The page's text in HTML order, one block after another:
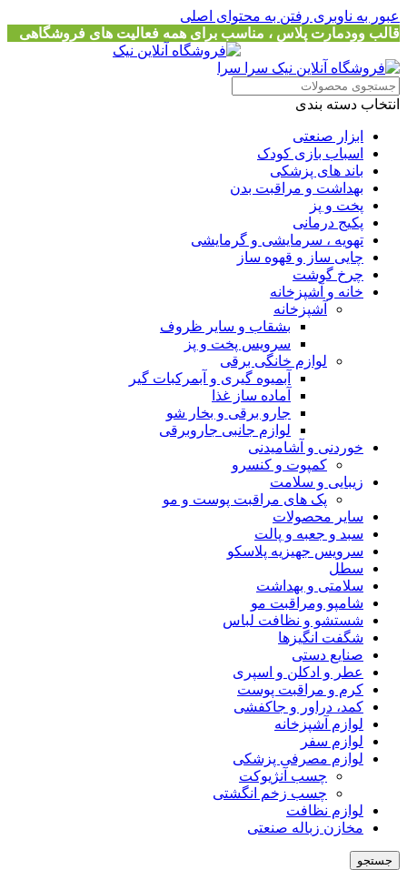
عبور به ناوبری رفتن به محتوای اصلی
قالب وودمارت پلاس ، مناسب برای همه فعالیت های فروشگاهی
انتخاب دسته بندی
ابزار صنعتی
اسباب بازی کودک
باند های پزشکی
بهداشت و مراقبت بدن
پخت و پز
پکیج درمانی
تهویه ، سرمایشی و گرمایشی
چایی ساز و قهوه ساز
چرخ گوشت
خانه و آشپزخانه
آشپزخانه
بشقاب و سایر ظروف
سرویس پخت و پز
لوازم خانگی برقی
آبمیوه گیری و آبمرکبات گیر
آماده ساز غذا
جارو برقی و بخار شو
لوازم جانبی جاروبرقی
خوردنی و آشامیدنی
کمپوت و کنسرو
زیبایی و سلامت
پک های مراقبت پوست و مو
سایر محصولات
سبد و جعبه و پالت
سرویس جهیزیه پلاسکو
سطل
سلامتی و بهداشت
شامپو ومراقبت مو
شستشو و نظافت لباس
شگفت انگیزها
صنایع دستی
عطر و ادکلن و اسپری
کرم و مراقبت پوست
کمد، دراور و جاکفشی
لوازم آشپزخانه
لوازم سفر
لوازم مصرفی پزشکی
چسب آنژیوکت
چسب زخم انگشتی
لوازم نظافت
مخازن زباله صنعتی
جستجو